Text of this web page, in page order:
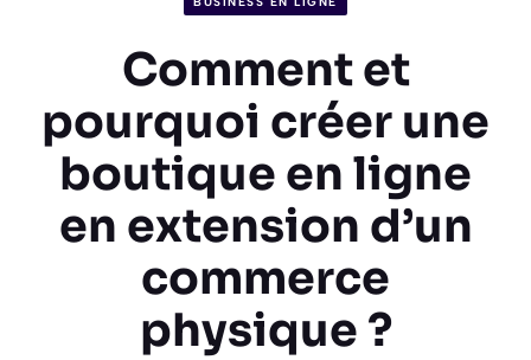
Comment et
pourquoi créer une
boutique en ligne
en extension d’un
commerce
physique ?